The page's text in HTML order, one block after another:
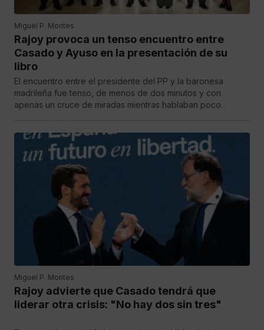
Miguel P. Montes
Rajoy provoca un tenso encuentro entre
Casado y Ayuso en la presentación de su
libro
El encuentro entre el presidente del PP y la baronesa
madrileña fue tenso, de menos de dos minutos y con
apenas un cruce de miradas mientras hablaban poco.
Miguel P. Montes
Rajoy advierte que Casado tendrá que
liderar otra crisis: "No hay dos sin tres"